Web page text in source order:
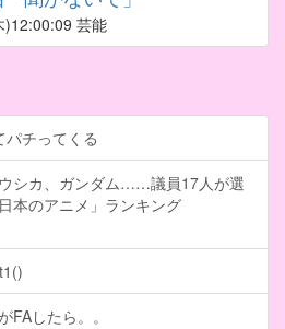
)12:00:09 芸能
チってくる
ウシカ、ガンダム……議員17人が選
本のアニメ」ランキング
FAしたら。。